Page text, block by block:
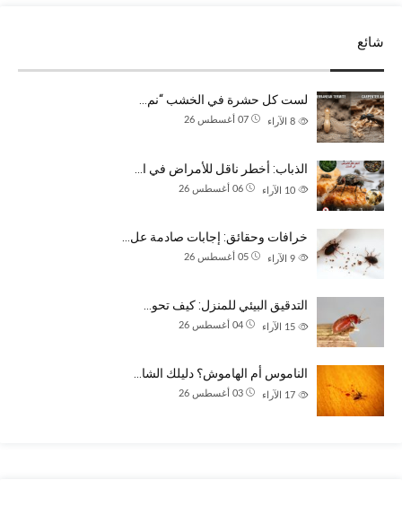
شائع
لست كل حشرة في الخشب “نم…
07 أغسطس 26 الآراء
الذباب: أخطر ناقل للأمراض في ا…
06 أغسطس 26 الآراء
خرافات وحقائق: إجابات صادمة عل…
05 أغسطس 26 الآراء
التدقيق البيئي للمنزل: كيف تحو…
04 أغسطس 26 الآراء
الناموس أم الهاموش؟ دليلك الشا…
03 أغسطس 26 الآراء